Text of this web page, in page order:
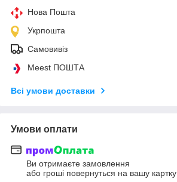
Нова Пошта
Укрпошта
Самовивіз
Meest ПОШТА
Всі умови доставки
Умови оплати
Ви отримаєте замовлення
або гроші повернуться на вашу картку